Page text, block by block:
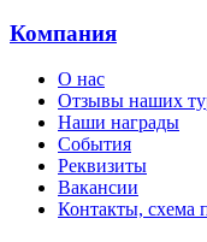
Компания
О нас
Отзывы наших
Наши награды
События
Реквизиты
Вакансии
Контакты, схема